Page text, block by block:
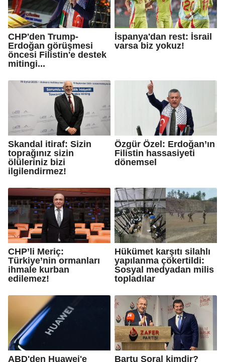
CHP'den Trump-
Erdoğan görüşmesi
öncesi Filistin'e destek
mitingi...
İspanya'dan rest: İsrail
varsa biz yokuz!
Skandal itiraf: Sizin
toprağınız sizin
ölüleriniz bizi
ilgilendirmez!
Özgür Özel: Erdoğan’ın
Filistin hassasiyeti
dönemsel
CHP’li Meriç:
Türkiye’nin ormanları
ihmale kurban
edilemez!
Hükümet karşıtı silahlı
yapılanma çökertildi:
Sosyal medyadan milis
topladılar
ABD'den Huawei'e Bartu Soral kimdir?